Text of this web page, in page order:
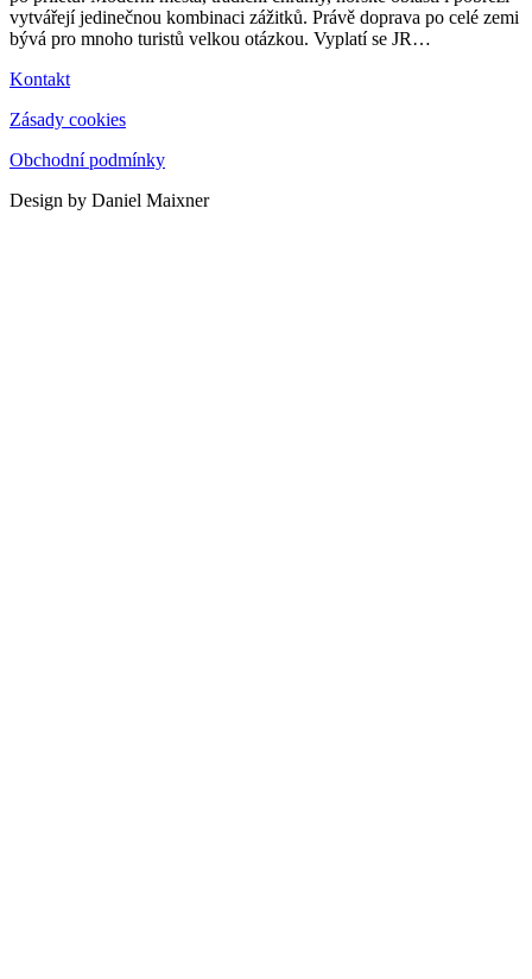
vytvářejí jedinečnou kombinaci zážitků. Právě doprava po celé zemi
bývá pro mnoho turistů velkou otázkou. Vyplatí se JR…
Kontakt
Zásady cookies
Obchodní podmínky
Design by Daniel Maixner